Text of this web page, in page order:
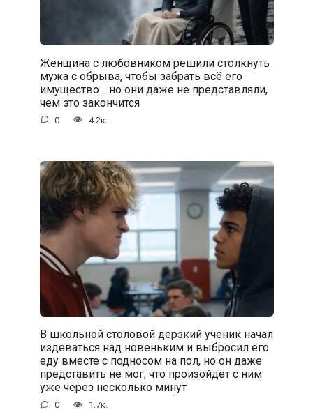
Женщина с любовником решили столкнуть
мужа с обрыва, чтобы забрать всё его
имущество… но они даже не представляли,
чем это закончится
0 4.2к.
В школьной столовой дерзкий ученик начал
издеваться над новеньким и выбросил его
еду вместе с подносом на пол, но он даже
представить не мог, что произойдёт с ним
уже через несколько минут
0 1.7к.